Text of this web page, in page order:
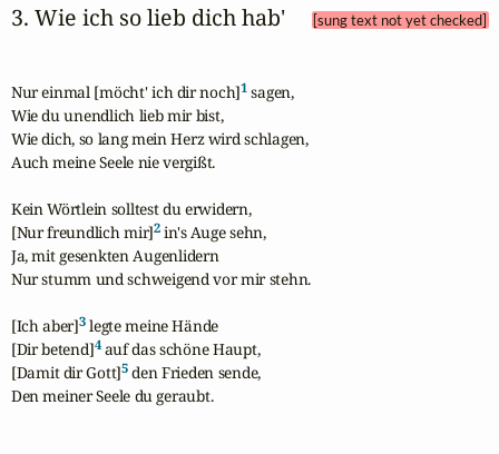
3. Wie ich so lieb dich hab' [sung text not yet checked]
Nur einmal [möcht' ich dir noch]1 sagen,
Wie du unendlich lieb mir bist,
Wie dich, so lang mein Herz wird schlagen,
Auch meine Seele nie vergißt.
Kein Wörtlein solltest du erwidern,
[Nur freundlich mir]2 in's Auge sehn,
Ja, mit gesenkten Augenlidern
Nur stumm und schweigend vor mir stehn.
[Ich aber]3 legte meine Hände
[Dir betend]4 auf das schöne Haupt,
[Damit dir Gott]5 den Frieden sende,
Den meiner Seele du geraubt.